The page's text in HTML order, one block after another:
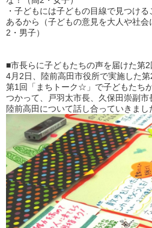
・子どもには子どもの目線で見つけ
あるから（子どもの意見を大人や社
2・男子）
■市長らに子どもたちの声を届けた第
4月2日、陸前高田市役所で実施した
第1回「まちトーク☆」で子どもたち
つかって、戸羽太市長、久保田崇副
陸前高田について話し合っていきまし